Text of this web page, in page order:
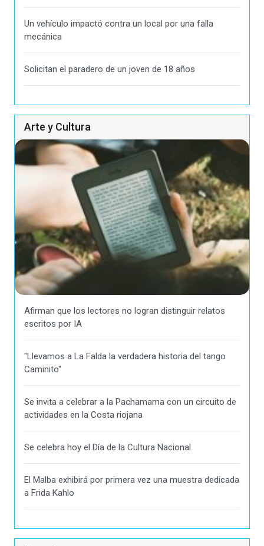
Un vehículo impactó contra un local por una falla
mecánica
Solicitan el paradero de un joven de 18 años
Arte y Cultura
Afirman que los lectores no logran distinguir relatos
escritos por IA
"Llevamos a La Falda la verdadera historia del tango
Caminito"
Se invita a celebrar a la Pachamama con un circuito de
actividades en la Costa riojana
Se celebra hoy el Día de la Cultura Nacional
El Malba exhibirá por primera vez una muestra dedicada
a Frida Kahlo